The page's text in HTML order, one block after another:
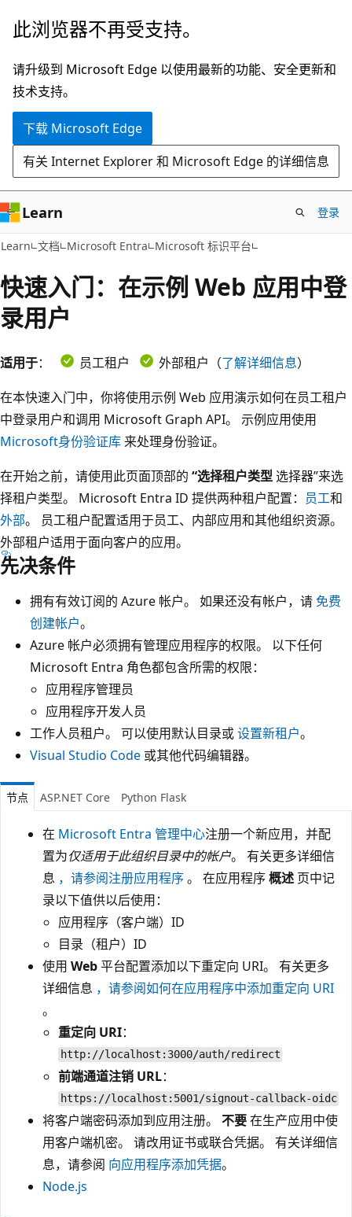
跳
主
要
内
此浏览器不再受支持。
请升级到 Microsoft Edge 以使用最新的功能、安全更新和
技术支持。
下载 Microsoft Edge
有关 Internet Explorer 和 Microsoft Edge 的详细信息
Learn 登录
Learn 文档 Microsoft Entra Microsoft 标识平台
快速入门：在示例 Web 应用中登
录用户
适用于： 员工租户 外部租户（了解详细信息）
在本快速入门中，你将使用示例 Web 应用演示如何在员工租户
中登录用户和调用 Microsoft Graph API。 示例应用使用
Microsoft身份验证库 来处理身份验证。
在开始之前，请使用此页面顶部的 “选择租户类型选择器”来选
择租户类型。 Microsoft Entra ID 提供两种租户配置： 员工和
外部。 员工租户配置适用于员工、内部应用和其他组织资源。
外部租户适用于面向客户的应用。
先决条件
拥有有效订阅的 Azure 帐户。 如果还没有帐户，请 免费
创建帐户。
Azure 帐户必须拥有管理应用程序的权限。 以下任何
Microsoft Entra 角色都包含所需的权限：
应用程序管理员
应用程序开发人员
工作人员租户。 可以使用默认目录或设置新租户。
Visual Studio Code 或其他代码编辑器。
节点 ASP.NET Core Python Flask
在 Microsoft Entra 管理中心注册一个新应用，并配
置为仅适用于此组织目录中的帐户。 有关更多详细信
息 ，请参阅注册应用程序。 在应用程序概述 页中记
录以下值供以后使用：
应用程序（客户端）ID
目录（租户）ID
使用 Web平台配置添加以下重定向 URI。 有关更多
详细信息 ，请参阅如何在应用程序中添加重定向 URI
。
重定向 URI：
http://localhost:3000/auth/redirect
前端通道注销 URL：
https://localhost:5001/signout-callback-oidc
将客户端密码添加到应用注册。 不要在生产应用中使
用客户端机密。 请改用证书或联合凭据。 有关详细信
息，请参阅 向应用程序添加凭据。
Node.js